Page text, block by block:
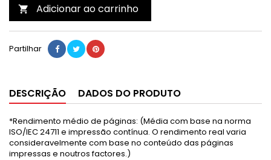
 Adicionar ao carrinho
Partilhar
DESCRIÇÃO DADOS DO PRODUTO
*Rendimento médio de páginas: (Média com base na norma
ISO/IEC 24711 e impressão contínua. O rendimento real varia
consideravelmente com base no conteúdo das páginas
impressas e noutros factores.)